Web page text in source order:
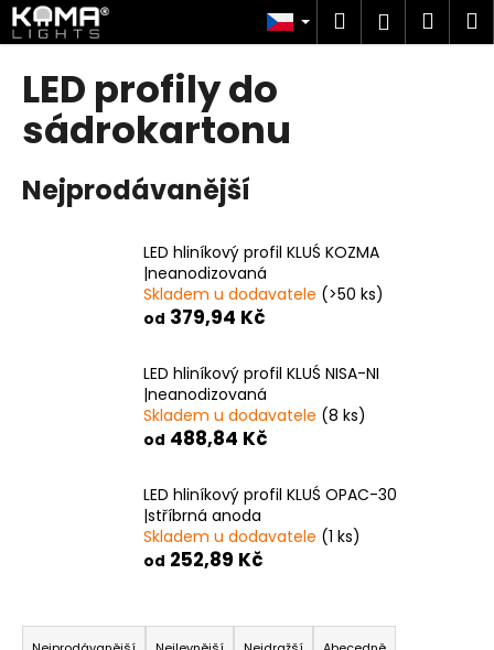
Přejít
na
obsah
Hledat
LED profily do
sádrokartonu
Nejprodávanější
LED hliníkový profil KLUŚ KOZMA
|neanodizovaná
Skladem u dodavatele (>50 ks)
od 379,94 Kč
LED hliníkový profil KLUŚ NISA-NI
|neanodizovaná
Skladem u dodavatele (8 ks)
od 488,84 Kč
LED hliníkový profil KLUŚ OPAC-30
|stříbrná anoda
Skladem u dodavatele (1 ks)
od 252,89 Kč
Ř
K
o
C
o
p
o
?